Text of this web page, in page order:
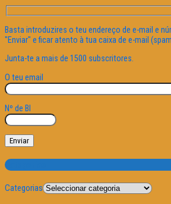
Basta introduzires o teu endereço de e-mail e
"Enviar" e ficar atento à tua caixa de e-mail
Junta-te a mais de 1500 subscritores.
O teu email
Nº de BI
Categorias
Categorias